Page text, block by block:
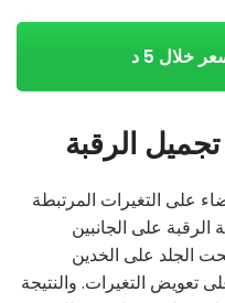
خلال 5 د
الرقبة
على التغيرات المرتبطة
الرقبة على الجانبين
الجلد على الخدين
تعويض التغيرات. والنتيجة